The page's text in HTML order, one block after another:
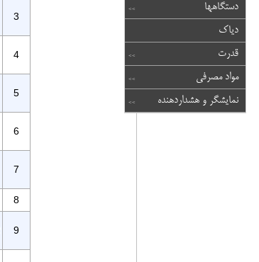
دستگاهها
دیاک
قدرت
مواد مصرفی
نمایشگر و هشداردهنده
3
4
5
6
7
8
9